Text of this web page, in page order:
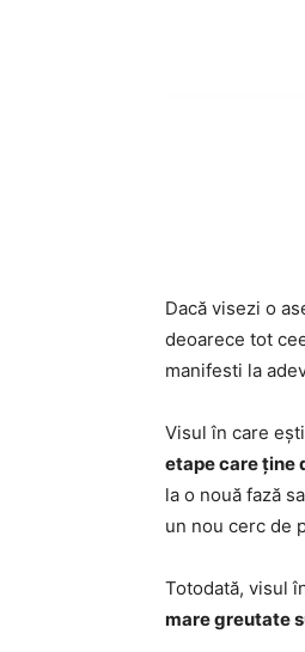
Dacă visezi o
deoarece tot
manifesti la
Visul în care
etape care ține
la o nouă fază
un nou cerc de
Totodată, visul
mare greutate